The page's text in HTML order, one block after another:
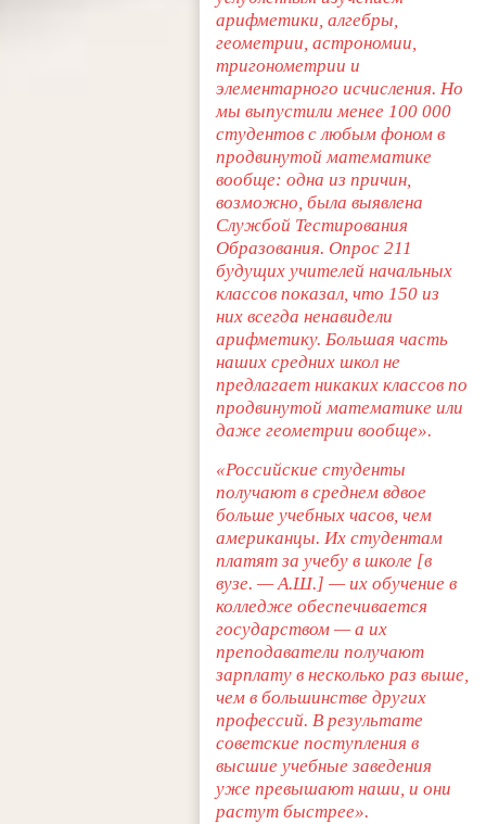
арифметики, алгебры,
геометрии, астрономии,
тригонометрии и
элементарного исчисления. Но
мы выпустили менее 100 000
студентов с любым фоном в
продвинутой математике
вообще: одна из причин,
возможно, была выявлена
Службой Тестирования
Образования. Опрос 211
будущих учителей начальных
классов показал, что 150 из
них всегда ненавидели
арифметику. Большая часть
наших средних школ не
предлагает никаких классов по
продвинутой математике или
даже геометрии вообще».
«Российские студенты
получают в среднем вдвое
больше учебных часов, чем
американцы. Их студентам
платят за учебу в школе [в
вузе. — А.Ш.] — их обучение в
колледже обеспечивается
государством — а их
преподаватели получают
зарплату в несколько раз выше,
чем в большинстве других
профессий. В результате
советские поступления в
высшие учебные заведения
уже превышают наши, и они
растут быстрее».